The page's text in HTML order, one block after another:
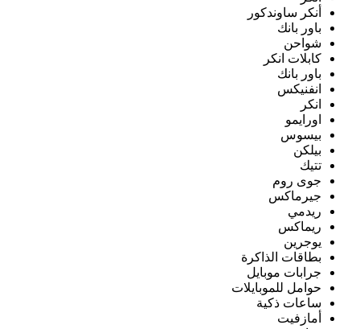
أنكر ساوندكور
باور بانك
شواحن
كابلات انكر
باور بانك
انفنيكس
انكر
اورايمو
بيسوس
بيلكن
تتيك
جوى روم
جيرماكس
ريدمي
ريماكس
يوجرين
بطاقات الذاكرة
جرابات موبايل
حوامل للموبايلات
ساعات ذكية
أمازفيت